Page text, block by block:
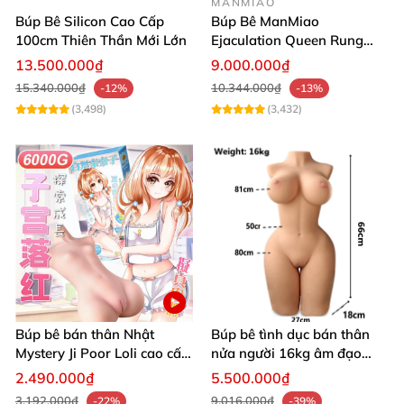
Búp Bê Silicon Cao Cấp
100cm Thiên Thần Mới Lớn
13.500.000₫
15.340.000₫
-12%
(3,498)
Búp Bê ManMiao
Ejaculation Queen Rung
Cảm Biến Sưởi Ấm Xuất
9.000.000₫
10.344.000₫
-13%
(3,432)
Búp bê bán thân Nhật
Mystery Ji Poor Loli cao cấp
6kg
2.490.000₫
3.192.000₫ -22%
Búp bê tình dục bán thân
nửa người 16kg âm đạo
silicon khít hồng có khung
5.500.000₫
9.016.000₫ -39%